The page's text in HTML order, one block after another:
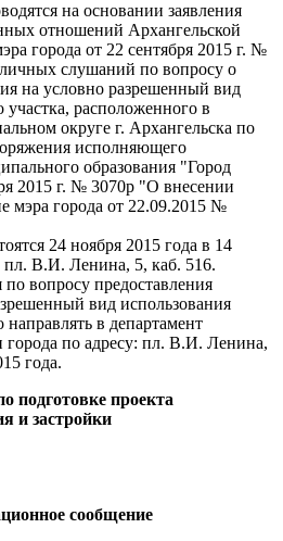
на основании заявления
отношений Архангельской
города от 22 сентября 2015 г. №
слушаний по вопросу о
на условно разрешенный вид
участка, расположенного в
округе г. Архангельска по
исполняющего
образования "Город
2015 г. № 3070р "О внесении
мэра города от 22.09.2015 №
24 ноября 2015 года в 14
пл. В.И. Ленина, 5, каб. 516.
вопросу предоставления
вид использования
в департамент
города по адресу: пл. В.И. Ленина,
года.
подготовке проекта
и застройки
сообщение